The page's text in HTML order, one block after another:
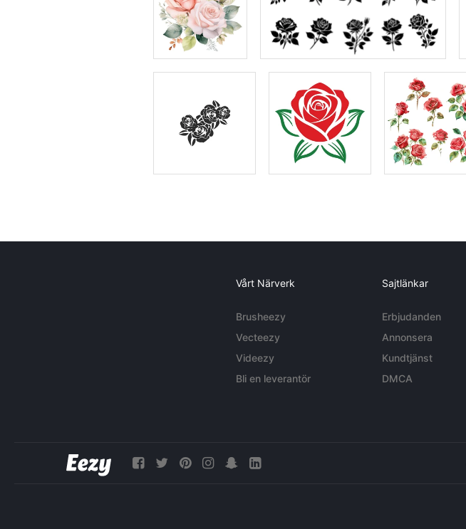
Vårt Närverk
Brusheezy
Vecteezy
Videezy
Bli en leverantör
Sajtlänkar
Erbjudanden
Annonsera
Kundtjänst
DMCA